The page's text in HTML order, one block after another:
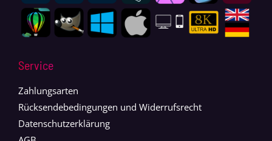
Service
Zahlungsarten
Rücksendebedingungen und Widerrufsrecht
Datenschutzerklärung